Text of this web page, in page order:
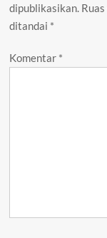
dipublikasikan.
ditandai *
Komentar *